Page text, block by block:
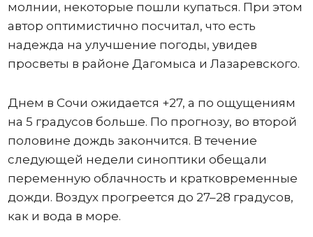
молнии, некоторые пошли купаться. При этом
автор оптимистично посчитал, что есть
надежда на улучшение погоды, увидев
просветы в районе Дагомыса и Лазаревского.
Днем в Сочи ожидается +27, а по ощущениям
на 5 градусов больше. По прогнозу, во второй
половине дождь закончится. В течение
следующей недели синоптики обещали
переменную облачность и кратковременные
дожди. Воздух прогреется до 27–28 градусов,
как и вода в море.